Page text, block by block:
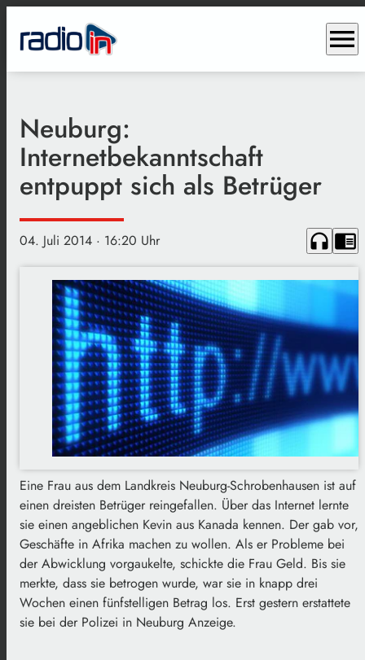
menu
Neuburg:
Internetbekanntschaft
entpuppt sich als Betrüger
04. Juli 2014 · 16:20 Uhr headphones chrome_reader_mode
Eine Frau aus dem Landkreis Neuburg-Schrobenhausen ist auf
einen dreisten Betrüger reingefallen. Über das Internet lernte
sie einen angeblichen Kevin aus Kanada kennen. Der gab vor,
Geschäfte in Afrika machen zu wollen. Als er Probleme bei
der Abwicklung vorgaukelte, schickte die Frau Geld. Bis sie
merkte, dass sie betrogen wurde, war sie in knapp drei
Wochen einen fünfstelligen Betrag los. Erst gestern erstattete
sie bei der Polizei in Neuburg Anzeige.